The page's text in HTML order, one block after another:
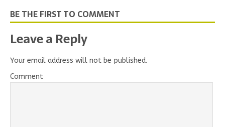
BE THE FIRST TO COMMENT
Leave a Reply
Your email address will not be published.
Comment